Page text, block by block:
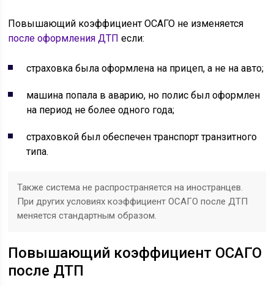
Повышающий коэффициент ОСАГО не изменяется
после оформления ДТП если:
страховка была оформлена на прицеп, а не на авто;
машина попала в аварию, но полис был оформлен
на период не более одного года;
страховкой был обеспечен транспорт транзитного
типа.
Также система не распространяется на иностранцев.
При других условиях коэффициент ОСАГО после ДТП
меняется стандартным образом.
Повышающий коэффициент ОСАГО
после ДТП